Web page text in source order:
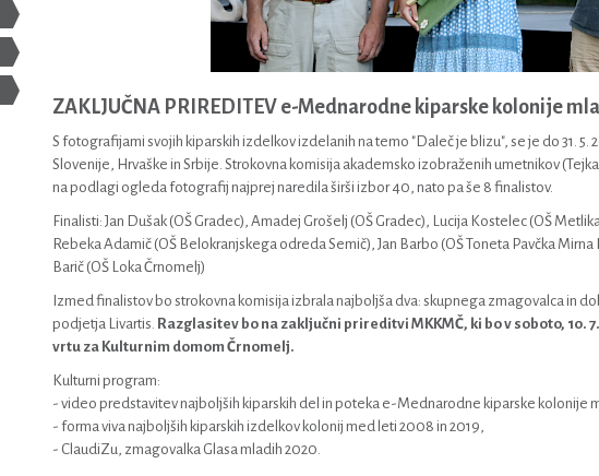
ZAKLJUČNA PRIREDITEV e-Mednarodne kiparske kolonije
S fotografijami svojih kiparskih izdelkov izdelanih na temo "Daleč je blizu", se je do 31. 5.
Slovenije, Hrvaške in Srbije. Strokovna komisija akademsko izobraženih umetnikov
na podlagi ogleda fotografij najprej naredila širši izbor 40, nato pa še 8 finalistov.
Finalisti: Jan Dušak (OŠ Gradec), Amadej Grošelj (OŠ Gradec), Lucija Kostelec (OŠ
Rebeka Adamič (OŠ Belokranjskega odreda Semič), Jan Barbo (OŠ Toneta Pavčka Mirna
Barič (OŠ Loka Črnomelj)
Izmed finalistov bo strokovna komisija izbrala najboljša dva: skupnega zmagovalca in
podjetja Livartis. Razglasitev bo na zaključni prireditvi MKKMČ, ki bo v soboto, 10.
vrtu za Kulturnim domom Črnomelj.
Kulturni program:
- video predstavitev najboljših kiparskih del in poteka e-Mednarodne kiparske kolonije
- forma viva najboljših kiparskih izdelkov kolonij med leti 2008 in 2019,
- ClaudiZu, zmagovalka Glasa mladih 2020.